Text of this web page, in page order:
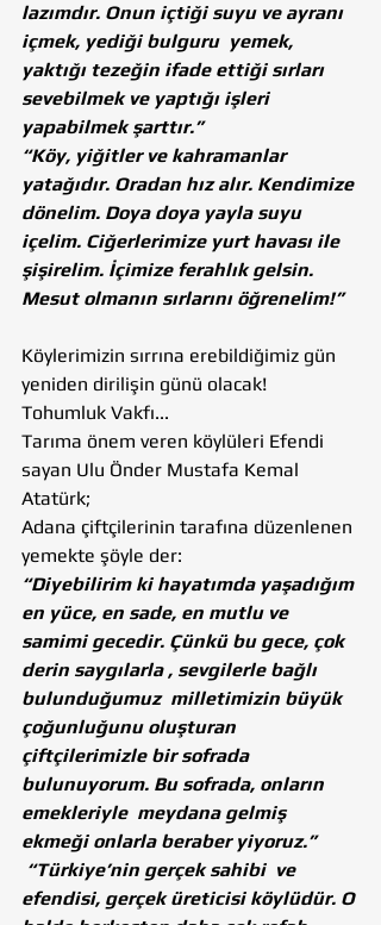
lazımdır. Onun içtiği suyu ve ayranı
içmek, yediği bulguru  yemek,
yaktığı tezeğin ifade ettiği sırları
sevebilmek ve yaptığı işleri
yapabilmek şarttır.”
“Köy, yiğitler ve kahramanlar
yatağıdır. Oradan hız alır. Kendimize
dönelim. Doya doya yayla suyu
içelim. Ciğerlerimize yurt havası ile
şişirelim. İçimize ferahlık gelsin.
Mesut olmanın sırlarını öğrenelim!”
Köylerimizin sırrına erebildiğimiz gün
yeniden dirilişin günü olacak!
Tohumluk Vakfı...
Tarıma önem veren köylüleri Efendi
sayan Ulu Önder Mustafa Kemal
Atatürk;
Adana çiftçilerinin tarafına düzenlenen
yemekte şöyle der:
“Diyebilirim ki hayatımda yaşadığım
en yüce, en sade, en mutlu ve
samimi gecedir. Çünkü bu gece, çok
derin saygılarla , sevgilerle bağlı
bulunduğumuz  milletimizin büyük
çoğunluğunu oluşturan
çiftçilerimizle bir sofrada
bulunuyorum. Bu sofrada, onların
emekleriyle  meydana gelmiş
ekmeği onlarla beraber yiyoruz.”
efendisi, gerçek üreticisi köylüdür. O